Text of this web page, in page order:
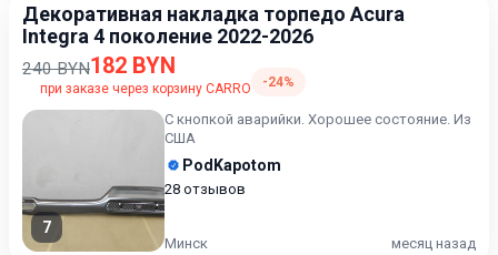
Декоративная накладка торпедо Acura
Integra 4 поколение 2022-2026
240 BYN182 BYN
при заказе через корзину CARRO -24%
7
С кнопкой аварийки. Хорошее состояние. Из
США
PodKapotom
28 отзывов
Минск месяц назад